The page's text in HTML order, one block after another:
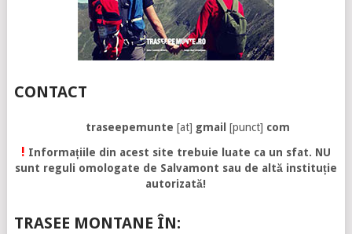
CONTACT
traseepemunte [at] gmail [punct] com
! Informațiile din acest site trebuie luate ca un sfat. NU
sunt reguli omologate de Salvamont sau de altă instituție
autorizată!
TRASEE MONTANE ÎN: